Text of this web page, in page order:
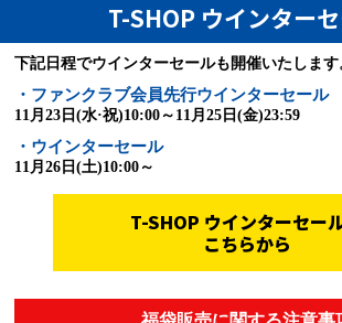
T-SHOP ウインター
下記日程でウインターセールも開催いたします
・ファンクラブ会員先行ウインターセール
11月23日(水·祝)10:00～11月25日(金)23:59
・ウインターセール
11月26日(土)10:00～
T-SHOP ウインターセー
こちらから